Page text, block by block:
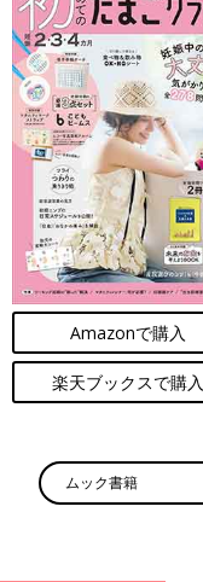
Amazonで購入
楽天ブックスで購入
ムック書籍